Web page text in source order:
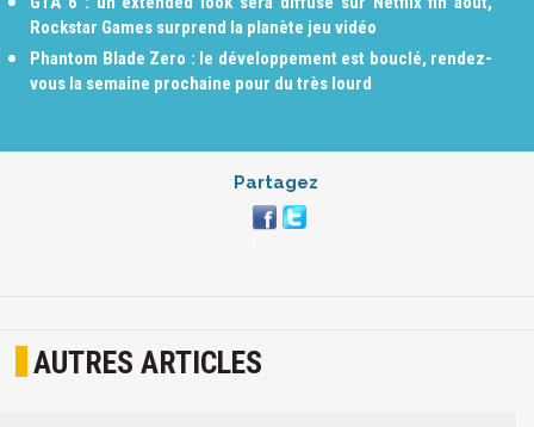
Rockstar Games surprend la planète jeu vidéo
Phantom Blade Zero : le développement est bouclé, rendez-
vous la semaine prochaine pour du très lourd
Partagez
AUTRES ARTICLES